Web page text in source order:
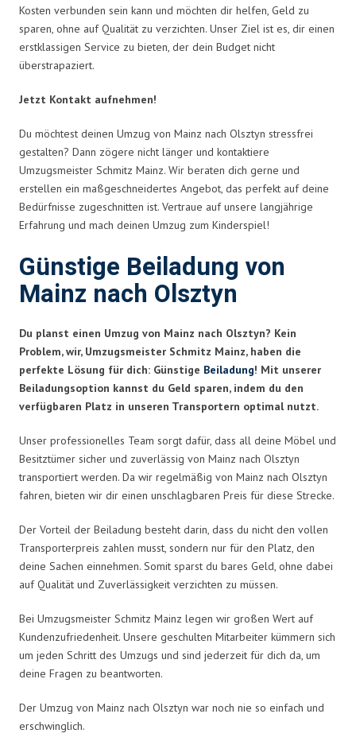
Kosten verbunden sein kann und möchten dir helfen, Geld zu
sparen, ohne auf Qualität zu verzichten. Unser Ziel ist es, dir einen
erstklassigen Service zu bieten, der dein Budget nicht
überstrapaziert.
Jetzt Kontakt aufnehmen!
Du möchtest deinen Umzug von Mainz nach Olsztyn stressfrei
gestalten? Dann zögere nicht länger und kontaktiere
Umzugsmeister Schmitz Mainz. Wir beraten dich gerne und
erstellen ein maßgeschneidertes Angebot, das perfekt auf deine
Bedürfnisse zugeschnitten ist. Vertraue auf unsere langjährige
Erfahrung und mach deinen Umzug zum Kinderspiel!
Günstige Beiladung von
Mainz nach Olsztyn
Du planst einen Umzug von Mainz nach Olsztyn? Kein
Problem, wir, Umzugsmeister Schmitz Mainz, haben die
perfekte Lösung für dich: Günstige Beiladung! Mit unserer
Beiladungsoption kannst du Geld sparen, indem du den
verfügbaren Platz in unseren Transportern optimal nutzt.
Unser professionelles Team sorgt dafür, dass all deine Möbel und
Besitztümer sicher und zuverlässig von Mainz nach Olsztyn
transportiert werden. Da wir regelmäßig von Mainz nach Olsztyn
fahren, bieten wir dir einen unschlagbaren Preis für diese Strecke.
Der Vorteil der Beiladung besteht darin, dass du nicht den vollen
Transporterpreis zahlen musst, sondern nur für den Platz, den
deine Sachen einnehmen. Somit sparst du bares Geld, ohne dabei
auf Qualität und Zuverlässigkeit verzichten zu müssen.
Bei Umzugsmeister Schmitz Mainz legen wir großen Wert auf
Kundenzufriedenheit. Unsere geschulten Mitarbeiter kümmern sich
um jeden Schritt des Umzugs und sind jederzeit für dich da, um
deine Fragen zu beantworten.
Der Umzug von Mainz nach Olsztyn war noch nie so einfach und
erschwinglich.